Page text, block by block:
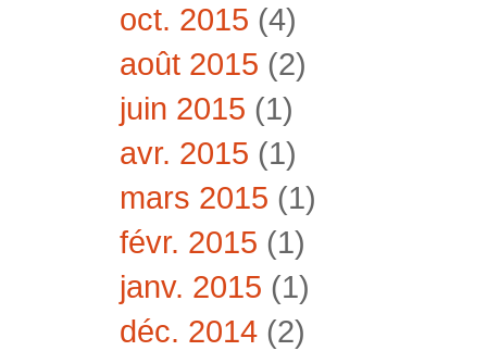
oct. 2015 (4)
août 2015 (2)
juin 2015 (1)
avr. 2015 (1)
mars 2015 (1)
févr. 2015 (1)
janv. 2015 (1)
déc. 2014 (2)